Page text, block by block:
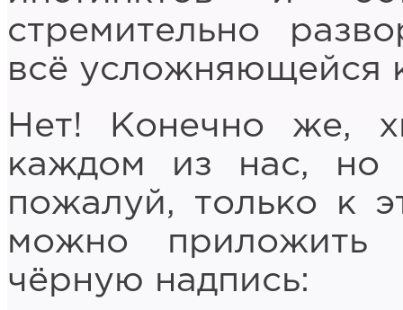
стремительно
всё усложняющейся
Нет! Конечно же,
каждом из нас, но
пожалуй, только к
можно приложить
чёрную надпись: